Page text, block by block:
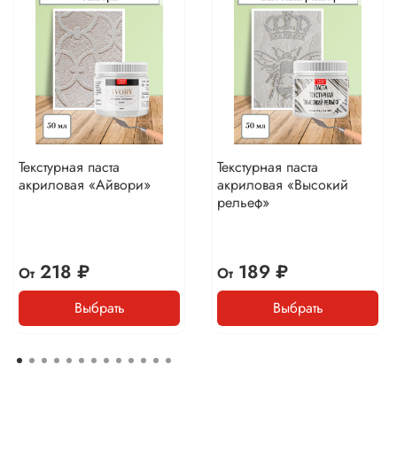
Текстурная паста
акриловая «Айвори»
От218 ₽
Выбрать
Текстурная паста
акриловая «Высокий
рельеф»
От189 ₽
Выбрать